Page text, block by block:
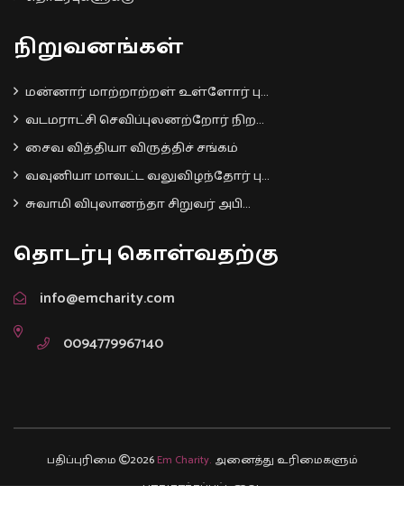
நிறுவனங்கள்
மன்னார் மாற்றாற்றள் உள்ளோர் பு...
வடமராட்சி செவிப்புலனற்றோர் நிற...
சைவ வித்தியா விருத்திச் சங்கம்
வவுனியா மாவட்ட வலுவிழந்தோர் பு...
சுவாமி விபுலானந்தா சிறுவர் அபி...
தொடர்பு கொள்வதற்கு
info@emcharity.com
0094779967140
பதிப்புரிமை 2026 Em Charity. அனைத்து உரிமைகளும்
பாதுகாக்கப்பட்டவை.